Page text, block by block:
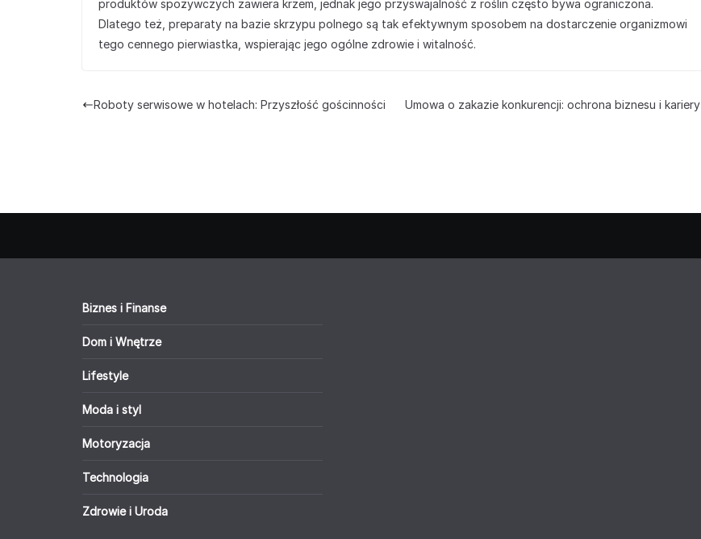
produktów spożywczych zawiera krzem, jednak jego przyswajalność z roślin często bywa ograniczona.
Dlatego też, preparaty na bazie skrzypu polnego są tak efektywnym sposobem na dostarczenie organizmowi
tego cennego pierwiastka, wspierając jego ogólne zdrowie i witalność.
Roboty serwisowe w hotelach: Przyszłość gościnności Umowa o zakazie konkurencji: ochrona biznesu i kariery
Biznes i Finanse
Dom i Wnętrze
Lifestyle
Moda i styl
Motoryzacja
Technologia
Zdrowie i Uroda